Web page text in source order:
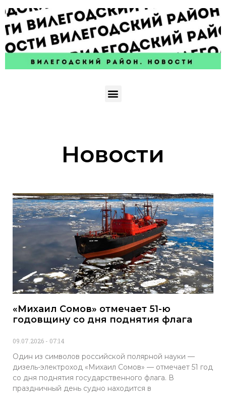
Новости
«Михаил Сомов» отмечает 51-ю
годовщину со дня поднятия флага
09.07.2026 07:14
Один из символов российской полярной науки —
дизель-электроход «Михаил Сомов» — отмечает 51 год
со дня поднятия государственного флага. В
праздничный день судно находится в